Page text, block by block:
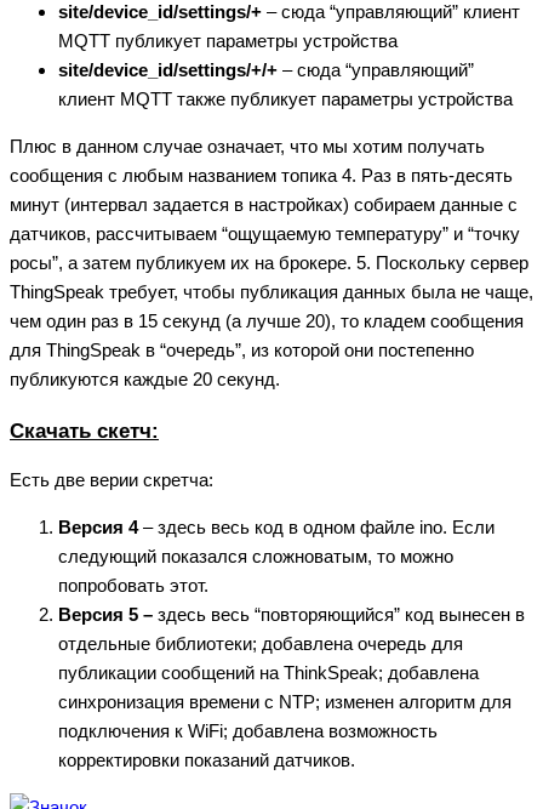
site/device_id/settings/+ – сюда “управляющий” клиент
MQTT публикует параметры устройства
site/device_id/settings/+/+ – сюда “управляющий”
клиент MQTT также публикует параметры устройства
Плюс в данном случае означает, что мы хотим получать
сообщения с любым названием топика 4. Раз в пять-десять
минут (интервал задается в настройках) собираем данные с
датчиков, рассчитываем “ощущаемую температуру” и “точку
росы”, а затем публикуем их на брокере. 5. Поскольку сервер
ThingSpeak требует, чтобы публикация данных была не чаще,
чем один раз в 15 секунд (а лучше 20), то кладем сообщения
для ThingSpeak в “очередь”, из которой они постепенно
публикуются каждые 20 секунд.
Скачать скетч:
Есть две верии скретча:
Версия 4– здесь весь код в одном файле ino. Если
следующий показался сложноватым, то можно
попробовать этот.
Версия 5 – здесь весь “повторяющийся” код вынесен в
отдельные библиотеки; добавлена очередь для
публикации сообщений на ThinkSpeak; добавлена
синхронизация времени с NTP; изменен алгоритм для
подключения к WiFi; добавлена возможность
корректировки показаний датчиков.